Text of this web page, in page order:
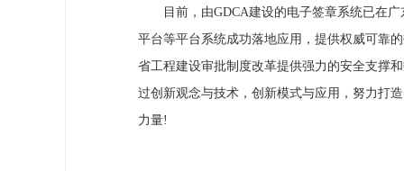
目前，由GDCA建设的电子签章系统已在广
平台等平台系统成功落地应用，提供权威可靠
省工程建设审批制度改革提供强力的安全支撑
过创新观念与技术，创新模式与应用，努力打
力量!